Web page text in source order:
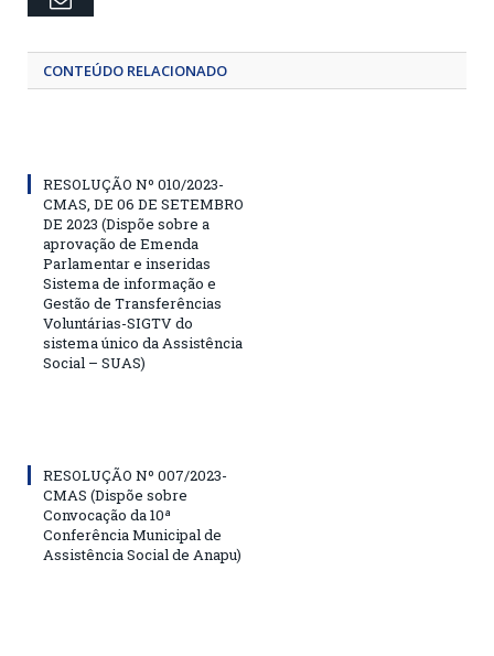
CONTEÚDO RELACIONADO
RESOLUÇÃO Nº 010/2023-
CMAS, DE 06 DE SETEMBRO
DE 2023 (Dispõe sobre a
aprovação de Emenda
Parlamentar e inseridas
Sistema de informação e
Gestão de Transferências
Voluntárias-SIGTV do
sistema único da Assistência
Social – SUAS)
RESOLUÇÃO Nº 007/2023-
CMAS (Dispõe sobre
Convocação da 10ª
Conferência Municipal de
Assistência Social de Anapu)